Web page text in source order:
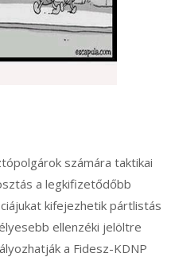
számára taktikai
a legkifizetődőbb
kifejezhetik pártlistás
ellenzéki jelöltre
a Fidesz-KDNP